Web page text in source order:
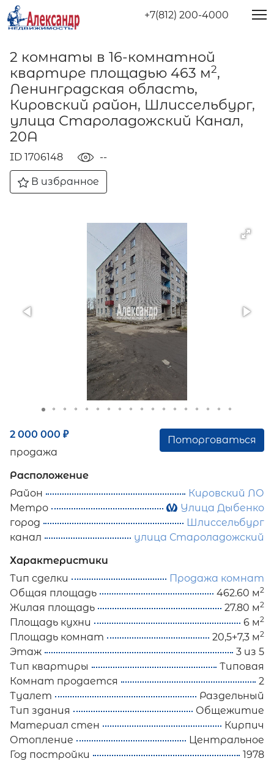
+7(812) 200-4000
2 комнаты в 16-комнатной
квартире площадью 463 м2,
Ленинградская область,
Кировский район, Шлиссельбург,
улица Староладожский Канал,
20А
ID 1706148 --
В избранное
2 000 000 ₽
продажа
Поторговаться
Расположение
Район
Кировский ЛО
Метро
Улица Дыбенко
город
Шлиссельбург
канал
улица Староладожский
Характеристики
Тип сделки
Продажа комнат
Общая площадь
462.60 м2
Жилая площадь 27.80 м2
Площадь кухни 6 м2
Площадь комнат 20,5+7,3 м2
Этаж
3 из 5
Тип квартиры
Типовая
Комнат продается
2
Туалет
Раздельный
Тип здания
Общежитие
Материал стен
Кирпич
Отопление
Центральное
Год постройки
1978